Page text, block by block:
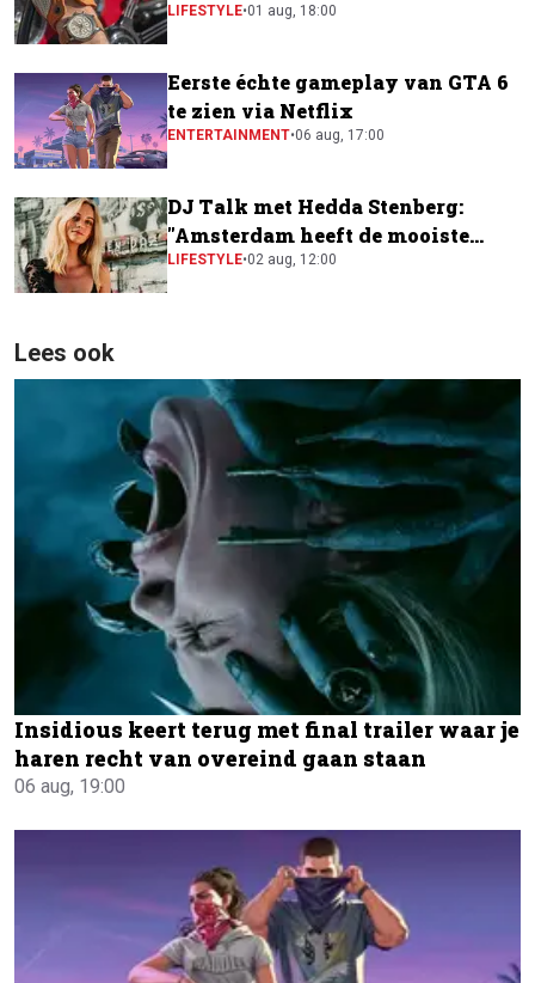
horloge
LIFESTYLE•01 aug, 18:00
Eerste échte gameplay van GTA 6
te zien via Netflix
ENTERTAINMENT•06 aug, 17:00
DJ Talk met Hedda Stenberg:
"Amsterdam heeft de mooiste
festivalscene van Europa"
LIFESTYLE•02 aug, 12:00
Lees ook
Insidious keert terug met final trailer waar je
haren recht van overeind gaan staan
06 aug, 19:00